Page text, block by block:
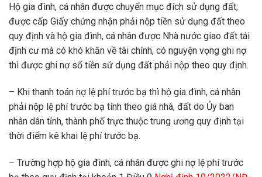
Hộ gia đình, cá nhân được chuyển mục đích sử dụng đất;
được cấp Giấy chứng nhận phải nộp tiền sử dụng đất theo
quy định và hộ gia đình, cá nhân được Nhà nước giao đất tái
định cư mà có khó khăn về tài chính, có nguyện vọng ghi nợ
thì được ghi nợ số tiền sử dụng đất phải nộp theo quy định.
– Khi thanh toán nợ lệ phí trước bạ thì hộ gia đình, cá nhân
phải nộp lệ phí trước bạ tính theo giá nhà, đất do Ủy ban
nhân dân tỉnh, thành phố trực thuộc trung ương quy định tại
thời điểm kê khai lệ phí trước bạ.
– Trường hợp hộ gia đình, cá nhân được ghi nợ lệ phí trước